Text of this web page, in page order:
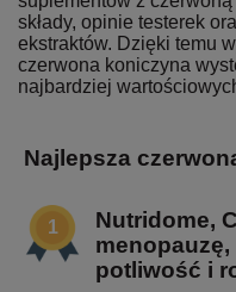
składy, opinie testerek
ekstraktów. Dzięki temu
czerwona koniczyna
najbardziej
Najlepsza
Nutridome,
potliwość i